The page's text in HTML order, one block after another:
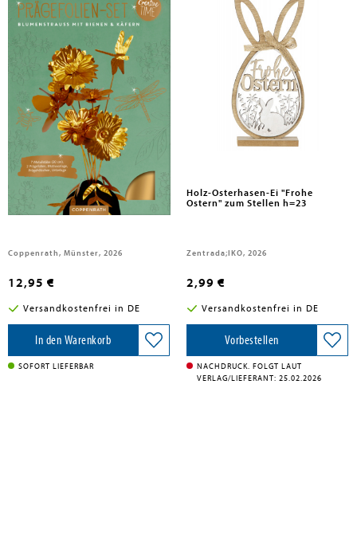
Prägefolien-Set Blumenstrauß
Coppenrath, Münster, 2026
12,95 €
Versandkostenfrei in DE
In den Warenkorb
SOFORT LIEFERBAR
Holz-Osterhasen-Ei "Frohe
Ostern" zum Stellen h=23
Zentrada;IKO, 2026
2,99 €
Versandkostenfrei in DE
Vorbestellen
NACHDRUCK. FOLGT LAUT
VERLAG/LIEFERANT: 25.02.2026